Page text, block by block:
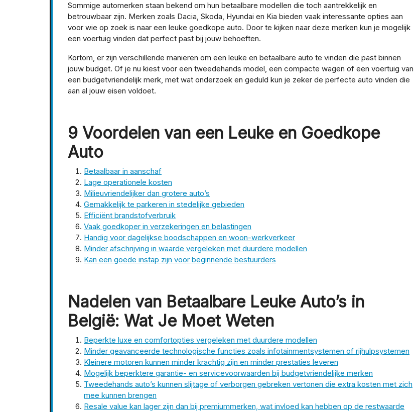
Sommige automerken staan bekend om hun betaalbare modellen die toch aantrekkelijk en
betrouwbaar zijn. Merken zoals Dacia, Skoda, Hyundai en Kia bieden vaak interessante opties aan
voor wie op zoek is naar een leuke goedkope auto. Door te kijken naar deze merken kun je mogelijk
een voertuig vinden dat perfect past bij jouw behoeften.
Kortom, er zijn verschillende manieren om een leuke en betaalbare auto te vinden die past binnen
jouw budget. Of je nu kiest voor een tweedehands model, een compacte wagen of een voertuig van
een budgetvriendelijk merk, met wat onderzoek en geduld kun je zeker de perfecte auto vinden die
aan al jouw eisen voldoet.
9 Voordelen van een Leuke en Goedkope
Auto
Betaalbaar in aanschaf
Lage operationele kosten
Milieuvriendelijker dan grotere auto’s
Gemakkelijk te parkeren in stedelijke gebieden
Efficiënt brandstofverbruik
Vaak goedkoper in verzekeringen en belastingen
Handig voor dagelijkse boodschappen en woon-werkverkeer
Minder afschrijving in waarde vergeleken met duurdere modellen
Kan een goede instap zijn voor beginnende bestuurders
Nadelen van Betaalbare Leuke Auto’s in
België: Wat Je Moet Weten
Beperkte luxe en comfortopties vergeleken met duurdere modellen
Minder geavanceerde technologische functies zoals infotainmentsystemen of rijhulpsystemen
Kleinere motoren kunnen minder krachtig zijn en minder prestaties leveren
Mogelijk beperktere garantie- en servicevoorwaarden bij budgetvriendelijke merken
Tweedehands auto’s kunnen slijtage of verborgen gebreken vertonen die extra kosten met zich
mee kunnen brengen
Resale value kan lager zijn dan bij premiummerken, wat invloed kan hebben op de restwaarde